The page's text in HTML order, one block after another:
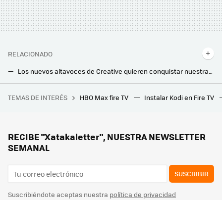
RELACIONADO
Los nuevos altavoces de Creative quieren conquistar nuestras salas: una opción para mejorar el audio de la Smart TV sin barra de sonido
La mejor barra de Sonos ya está aquí: así es Arc Ultra, con 14 drivers y capacidad para renderizar Dolby Atmos 9.1.4
Hoy en TV: el gran éxito de David Fincher que le consagró como uno de los directores de referencia
TEMAS DE INTERÉS HBO Max fire TV Instalar Kodi en Fire TV
RECIBE "Xatakaletter", NUESTRA NEWSLETTER
SEMANAL
SUSCRIBIR
Suscribiéndote aceptas nuestra política de privacidad